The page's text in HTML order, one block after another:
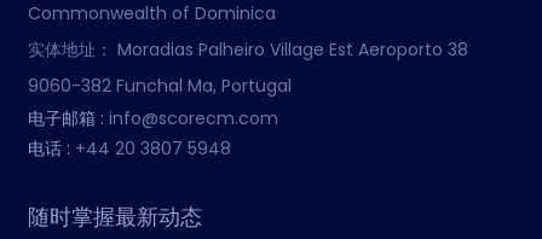
Commonwealth of Dominica
实体地址： Moradias Palheiro Village Est Aeroporto 38
9060-382 Funchal Ma, Portugal
电子邮箱 : info@scorecm.com
电话 : +44 20 3807 5948
随时掌握最新动态